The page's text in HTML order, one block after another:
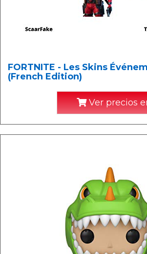
FORTNITE - Les Skins
(French Edition)
Ver precios